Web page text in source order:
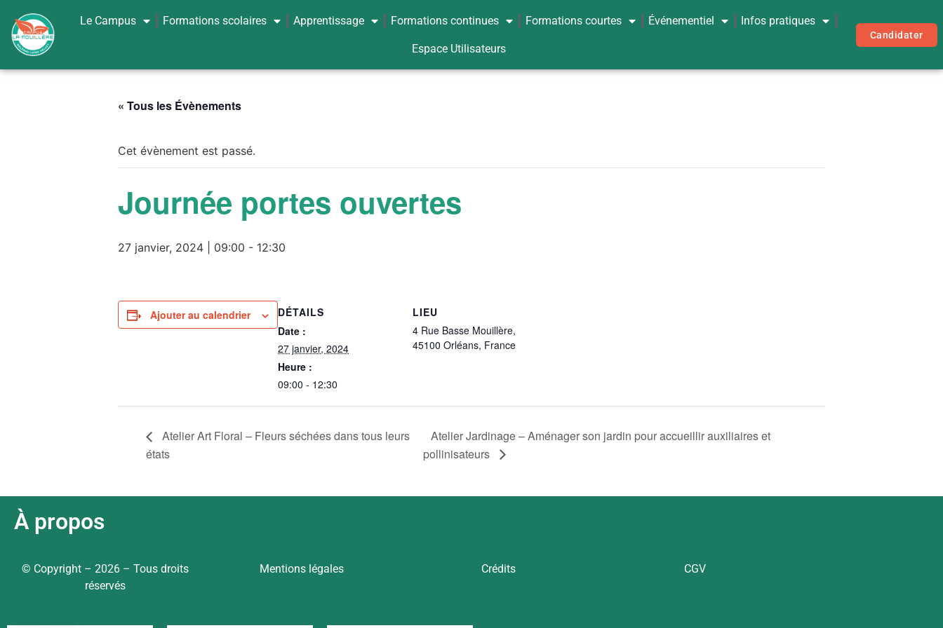
Le Campus Formations scolaires Apprentissage Formations continues Formations courtes Événementiel Infos pratiques
Espace Utilisateurs
Candidater
« Tous les Évènements
Cet évènement est passé.
Journée portes ouvertes
27 janvier, 2024 | 09:00 - 12:30
Ajouter au calendrier
DÉTAILS
Date :
27 janvier, 2024
Heure :
09:00 - 12:30
LIEU
4 Rue Basse Mouillère,
45100 Orléans, France
Atelier Art Floral – Fleurs séchées dans tous leurs
états
Atelier Jardinage – Aménager son jardin pour accueillir auxiliaires et
pollinisateurs
À propos
© Copyright – 2026 – Tous droits
réservés
Mentions légales Crédits CGV